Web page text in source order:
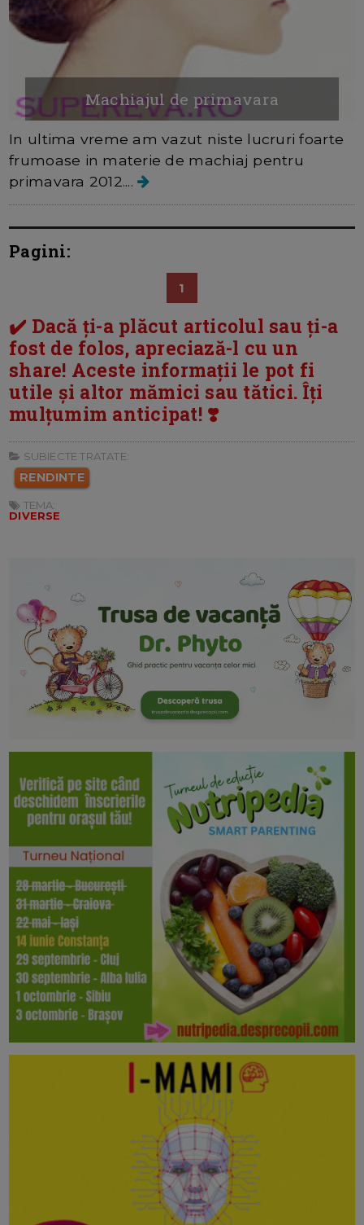
Machiajul de primavara
In ultima vreme am vazut niste lucruri foarte
frumoase in materie de machiaj pentru
primavara 2012....
Pagini:
1
✔️ Dacă ți-a plăcut articolul sau ți-a
fost de folos, apreciază-l cu un
share! Aceste informații le pot fi
utile și altor mămici sau tătici. Îți
mulțumim anticipat! ❣️
SUBIECTE TRATATE:
RENDINTE
TEMA:
DIVERSE